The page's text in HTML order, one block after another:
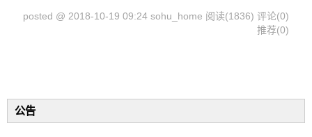
posted @ 2018-10-19 09:24 sohu_home 阅读(1836) 评论(0)
推荐(0)
公告